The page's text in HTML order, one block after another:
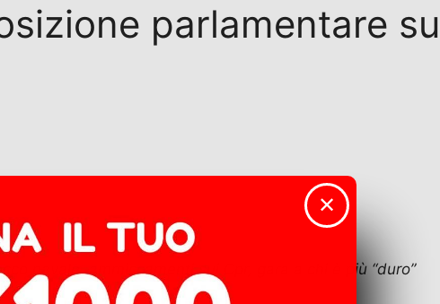
parlamentare
navale, ammiccamenti sui Cpr, gara a chi è più “duro”
✕